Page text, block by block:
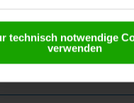
technisch notwendige
verwenden
den Kärntner